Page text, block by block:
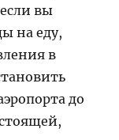
вы
на еду,
в
до